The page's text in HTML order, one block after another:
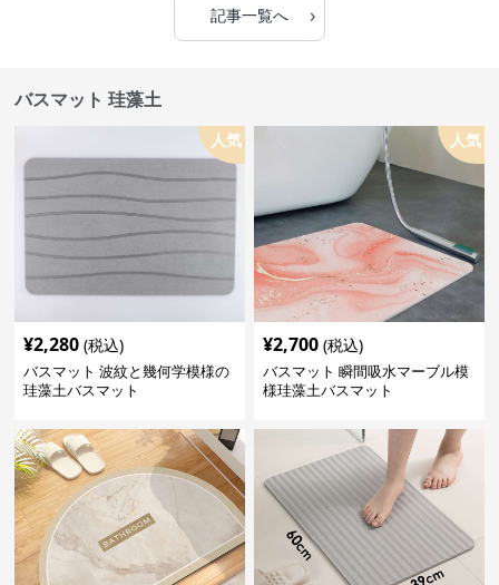
記事一覧へ ›
バスマット 珪藻土
人気
¥2,280 (税込)
バスマット 波紋と幾何学模様の
珪藻土バスマット
人気
¥2,700 (税込)
バスマット 瞬間吸水マーブル模
様珪藻土バスマット